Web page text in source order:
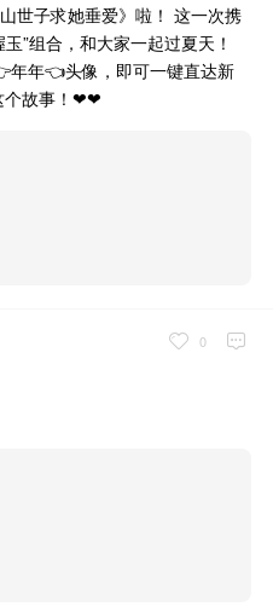
世子求她垂爱》啦！ 这一次携
”组合，和大家一起过夏天！
年年👈头像，即可一键直达新
个故事！❤❤
0